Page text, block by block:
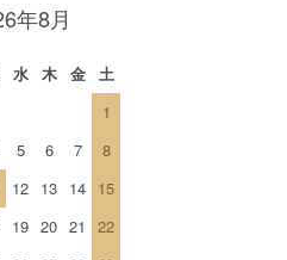
年8月
水 木 金
土
1
5 6 7
8
12 13 14 15
19 20 21
22